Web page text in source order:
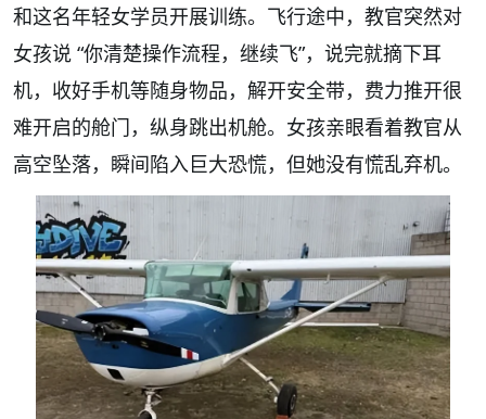
和这名年轻女学员开展训练。飞行途中，教官突然对
女孩说 “你清楚操作流程，继续飞”，说完就摘下耳
机，收好手机等随身物品，解开安全带，费力推开很
难开启的舱门，纵身跳出机舱。女孩亲眼看着教官从
高空坠落，瞬间陷入巨大恐慌，但她没有慌乱弃机。